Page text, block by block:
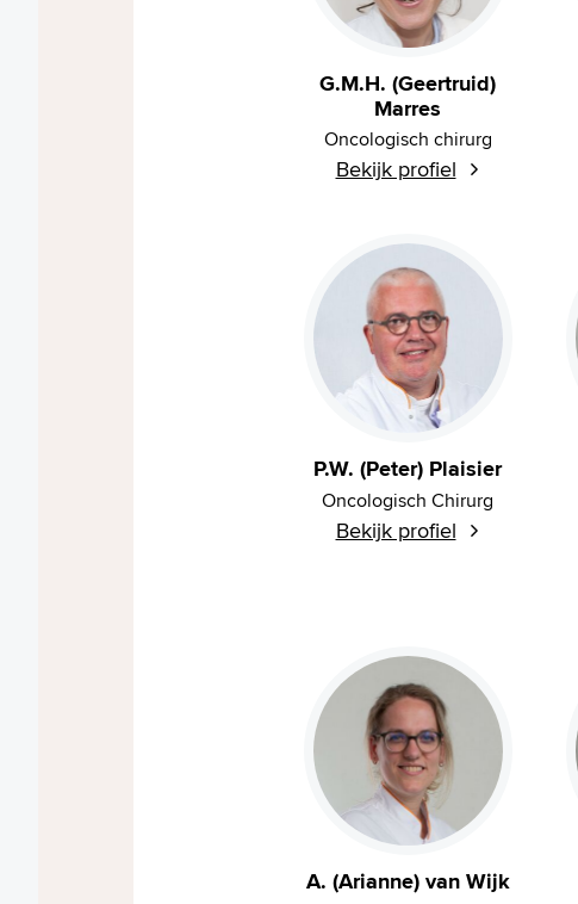
G.M.H. (Geertruid)
Marres
Oncologisch chirurg
Bekijk profiel
P.W. (Peter) Plaisier
Oncologisch Chirurg
Bekijk profiel
A. (Arianne) van Wijk